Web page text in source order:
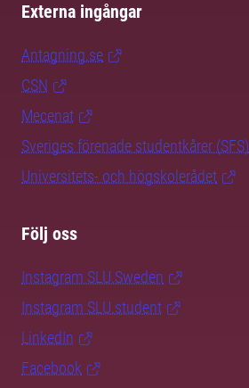
Externa ingångar
Antagning.se
CSN
Mecenat
Sveriges förenade studentkårer (SFS)
Universitets- och högskolerådet
Följ oss
Instagram SLU.Sweden
Instagram SLU.student
LinkedIn
Facebook